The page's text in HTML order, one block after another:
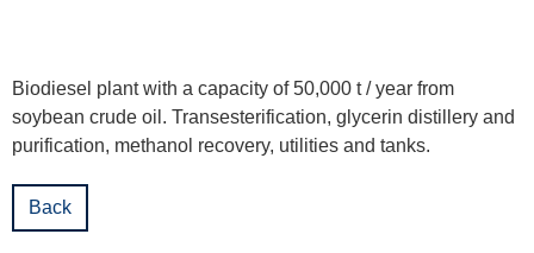
Acerca
ProLeiT
Biodiesel plant with a capacity of 50,000 t / year from
soybean crude oil. Transesterification, glycerin distillery and
purification, methanol recovery, utilities and tanks.
Back